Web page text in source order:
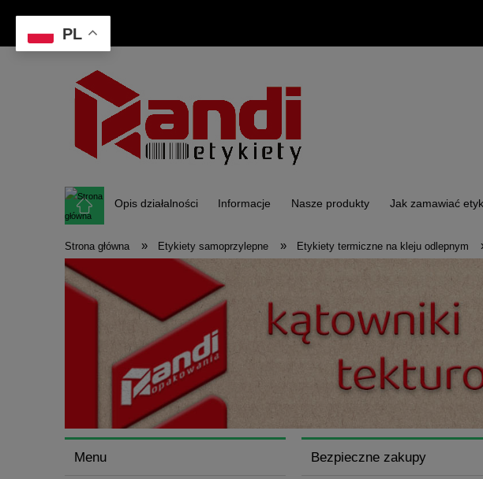
Opis działalności Informacje Nasze produkty Jak zamawiać
Strona główna » Etykiety samoprzylepne » Etykiety termiczne na kleju odlepnym
Menu Bezpieczne zakupy
PL